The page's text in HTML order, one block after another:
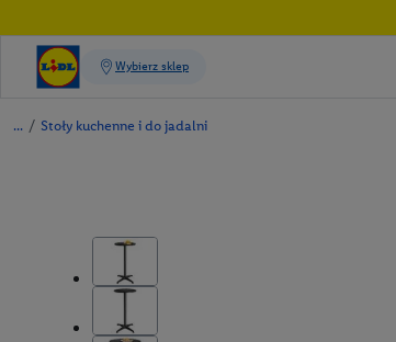
/ Stoły kuchenne i do jadalni